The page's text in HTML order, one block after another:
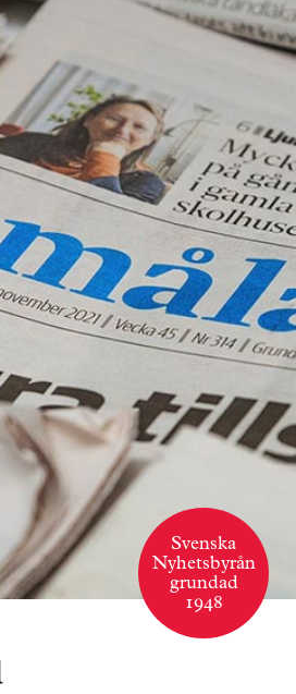
Svenska
Nyhetsbyrån
grundad
1948